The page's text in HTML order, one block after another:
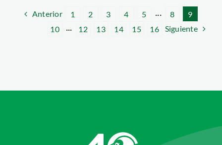
Anterior 1 2 3 4 5 ··· 8
9
10
··· 12 13 14 15 16 Siguiente